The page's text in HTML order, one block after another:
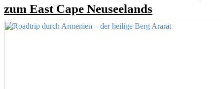
zum East Cape Neuseelands